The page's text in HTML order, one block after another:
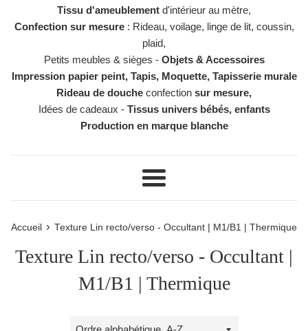
Tissu d'ameublement d'intérieur au mètre,
Confection sur mesure: Rideau, voilage, linge de lit, coussin,
plaid,
Petits meubles & sièges - Objets & Accessoires
Impression papier peint, Tapis, Moquette, Tapisserie murale
Rideau de douche confection sur mesure,
Idées de cadeaux - Tissus univers bébés, enfants
Production en marque blanche
Menu
Accueil › Texture Lin recto/verso - Occultant | M1/B1 | Thermique
Texture Lin recto/verso - Occultant |
M1/B1 | Thermique
Trier